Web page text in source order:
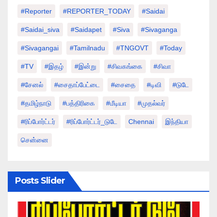
#Reporter #REPORTER_TODAY #saidai
#saidai_siva #saidapet #Siva #Sivaganga
#sivagangai #tamilnadu #TNGOVT #today
#TV #இதழ் #இன்று #சிவகங்கை #சிவா
#சேனல் #சைதாப்பேட்டை #சைதை #டிவி #டுடே
#தமிழ்நாடு #பத்திரிகை #மீடியா #முதல்வர்
#ரிப்போர்ட்டர் #ரிப்போர்ட்டர்_டுடே Chennai இந்தியா
சென்னை
Posts Slider